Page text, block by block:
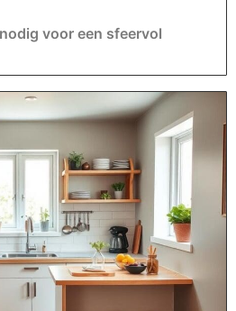
voor een sfeervol